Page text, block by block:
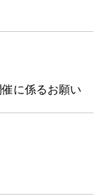
に係るお願い